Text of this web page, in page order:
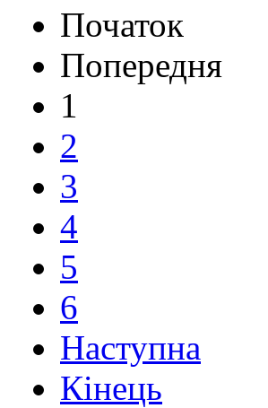
Початок
Попередня
1
2
3
4
5
6
Наступна
Кінець